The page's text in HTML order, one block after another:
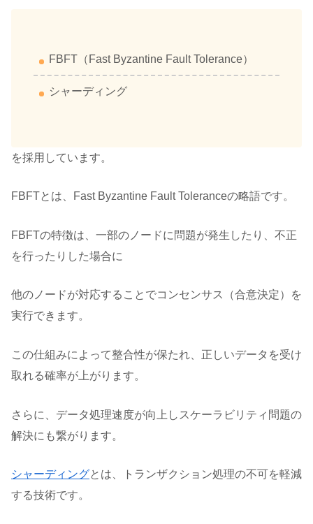
FBFT（Fast Byzantine Fault Tolerance）
シャーディング
を採用しています。
FBFTとは、Fast Byzantine Fault Toleranceの略語です。
FBFTの特徴は、一部のノードに問題が発生したり、不正
を行ったりした場合に
他のノードが対応することでコンセンサス（合意決定）を
実行できます。
この仕組みによって整合性が保たれ、正しいデータを受け
取れる確率が上がります。
さらに、データ処理速度が向上しスケーラビリティ問題の
解決にも繋がります。
シャーディングとは、トランザクション処理の不可を軽減
する技術です。